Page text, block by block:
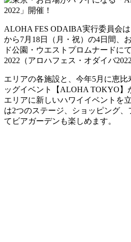
ALOHA FES ODAIBA実行委員会は
から7月18日（月・祝）の4日間、
ド公園・ウエストプロムナードに
2022（アロハフェス・オダイバ
エリアの各施設と、今年5月に恵
ッグイベント【ALOHA TOKYO】
エリアに新しいハワイイベントを
は2つのステージ、ショッピング
てビアガーデンも楽しめます。